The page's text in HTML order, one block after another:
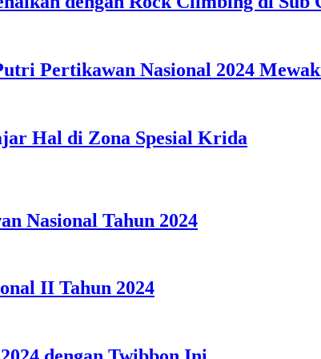
Pertikawan Nasional 2024
Hal di Zona Spesial Krida
Nasional Tahun 2024
II Tahun 2024